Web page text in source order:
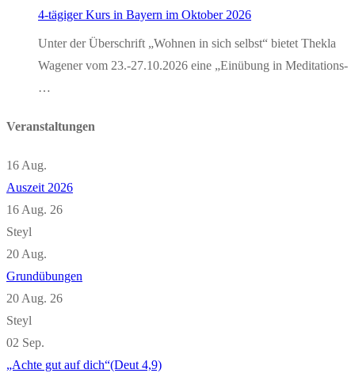
4-tägiger Kurs in Bayern im Oktober 2026
Unter der Überschrift „Wohnen in sich selbst“ bietet Thekla
Wagener vom 23.-27.10.2026 eine „Einübung in Meditations-
…
Veranstaltungen
16 Aug.
Auszeit 2026
16 Aug. 26
Steyl
20 Aug.
Grundübungen
20 Aug. 26
Steyl
02 Sep.
„Achte gut auf dich“(Deut 4,9)